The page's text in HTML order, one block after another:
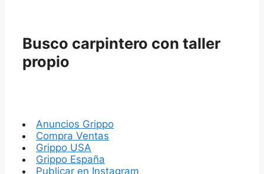
Busco carpintero con taller
propio
Anuncios Grippo
Compra Ventas
Grippo USA
Grippo España
Publicar en Instagram